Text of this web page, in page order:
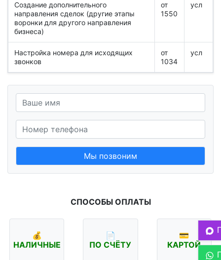
Создание дополнительного
направления сделок (другие этапы
воронки для другого направления
бизнеса)
от
1550
усл
Настройка номера для исходящих
звонков
от
1034
усл
Мы позвоним
СПОСОБЫ ОПЛАТЫ
💰
НАЛИЧНЫЕ
📄
ПО СЧЁТУ
💳
КАРТОЙ